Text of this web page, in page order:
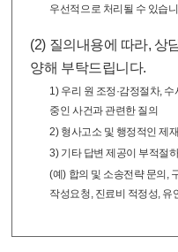
우선적으로 처리될 수 있습
(2) 질의내용에 따라, 상
양해 부탁드립니다.
1) 우리 원 조정·감정절차,
중인 사건과 관련한 질의
2) 형사고소 및 행정적인 제
3) 기타 답변 제공이 부적절
(예) 합의 및 소송전략 문의,
작성요청, 진료비 적정성, 유